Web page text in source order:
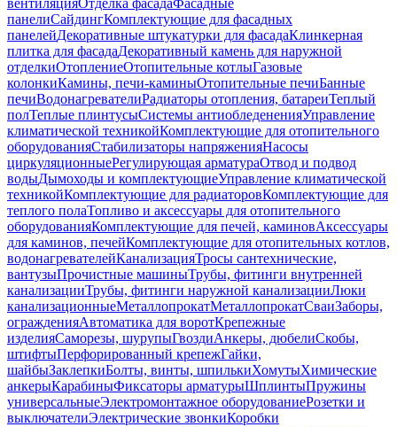
вентиляцияОтделка фасадаФасадные
панелиСайдингКомплектующие для фасадных
панелейДекоративные штукатурки для фасадаКлинкерная
плитка для фасадаДекоративный камень для наружной
отделкиОтоплениеОтопительные котлыГазовые
колонкиКамины, печи-каминыОтопительные печиБанные
печиВодонагревателиРадиаторы отопления, батареиТеплый
полТеплые плинтусыСистемы антиобледененияУправление
климатической техникойКомплектующие для отопительного
оборудованияСтабилизаторы напряженияНасосы
циркуляционныеРегулирующая арматураОтвод и подвод
водыДымоходы и комплектующиеУправление климатической
техникойКомплектующие для радиаторовКомплектующие для
теплого полаТопливо и аксессуары для отопительного
оборудованияКомплектующие для печей, каминовАксессуары
для каминов, печейКомплектующие для отопительных котлов,
водонагревателейКанализацияТросы сантехнические,
вантузыПрочистные машиныТрубы, фитинги внутренней
канализацииТрубы, фитинги наружной канализацииЛюки
канализационныеМеталлопрокатМеталлопрокатСваиЗаборы,
огражденияАвтоматика для воротКрепежные
изделияСаморезы, шурупыГвоздиАнкеры, дюбелиСкобы,
штифтыПерфорированный крепежГайки,
шайбыЗаклепкиБолты, винты, шпилькиХомутыХимические
анкерыКарабиныФиксаторы арматурыШплинтыПружины
универсальныеЭлектромонтажное оборудованиеРозетки и
выключателиЭлектрические звонкиКоробки